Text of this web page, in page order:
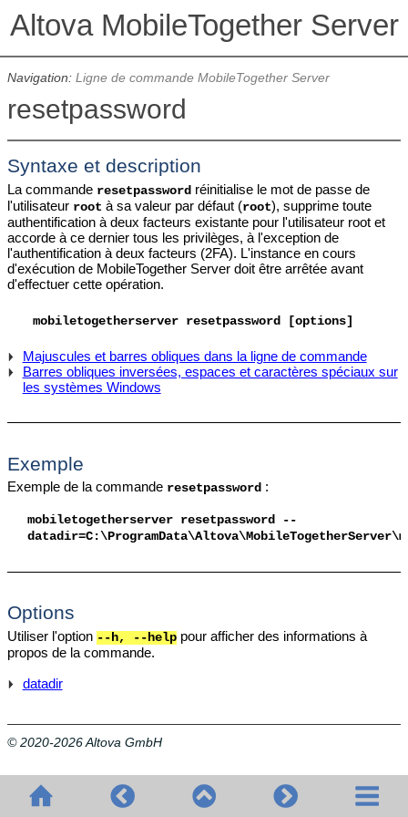
Altova MobileTogether Server
Navigation: Ligne de commande MobileTogether Server
resetpassword
Syntaxe et description
La commande resetpasswordréinitialise le mot de passe de
l'utilisateur root à sa valeur par défaut (root), supprime toute
authentification à deux facteurs existante pour l'utilisateur root et
accorde à ce dernier tous les privilèges, à l'exception de
l'authentification à deux facteurs (2FA). L'instance en cours
d'exécution de MobileTogether Server doit être arrêtée avant
d'effectuer cette opération.
mobiletogetherserver resetpassword [options]
Majuscules et barres obliques dans la ligne de commande
Barres obliques inversées, espaces et caractères spéciaux sur
les systèmes Windows
Exemple
Exemple de la commande resetpassword:
mobiletogetherserver resetpassword --
datadir=C:\ProgramData\Altova\MobileTogetherServer
Options
Utiliser l'option --h, --helppour afficher des informations à
propos de la commande.
datadir
© 2020-2026 Altova GmbH